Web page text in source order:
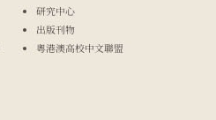
研究中心
出版刊物
粵港澳高校中文聯盟